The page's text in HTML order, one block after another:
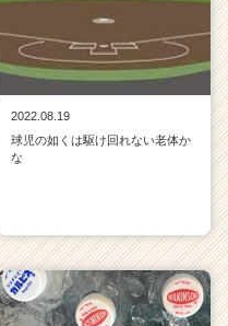
2022.08.19
球児の如くは駆け回れない老体か
な